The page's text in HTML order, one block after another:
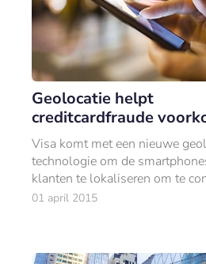
Geolocatie helpt
creditcardfraude
Visa komt met een nieuwe
technologie om de
klanten te lokaliseren om te
dat het de klant zelf is die een
01 april 2015